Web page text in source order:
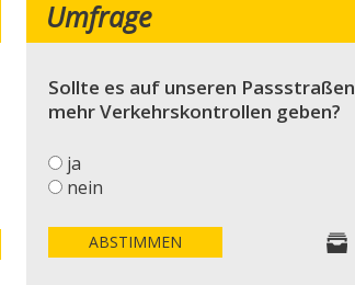
Umfrage
Sollte es auf unseren Passstraßen
mehr Verkehrskontrollen geben?
ja
nein
ABSTIMMEN